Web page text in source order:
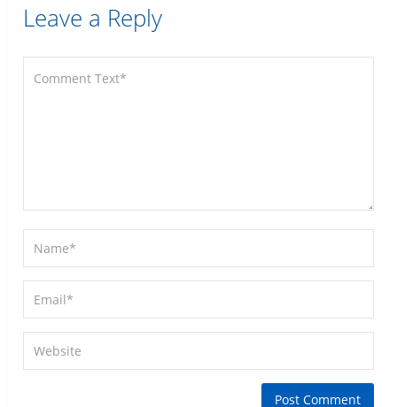
Leave a Reply